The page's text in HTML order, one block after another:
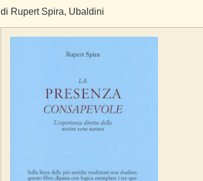
di Rupert Spira, Ubaldini